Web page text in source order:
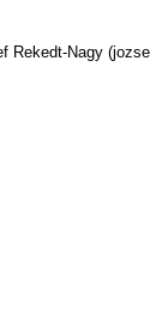
Rekedt-Nagy